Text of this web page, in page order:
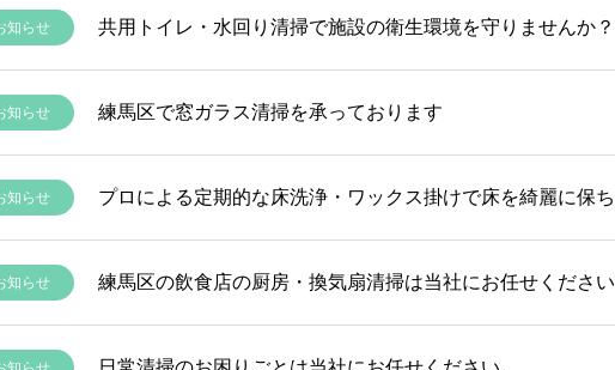
知らせ 共用トイレ・水回り清掃で施設の衛生環境を守りませんか？
知らせ 練馬区で窓ガラス清掃を承っております
知らせ
知らせ 練馬区の飲食店の厨房・換気扇清掃は当社にお任せください